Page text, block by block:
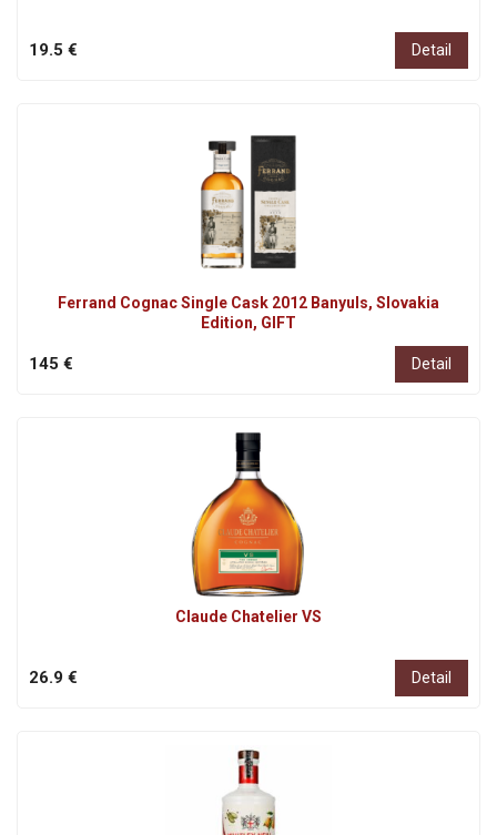
19.5 € Detail
Ferrand Cognac Single Cask 2012 Banyuls, Slovakia
Edition, GIFT
145 € Detail
Claude Chatelier VS
26.9 € Detail